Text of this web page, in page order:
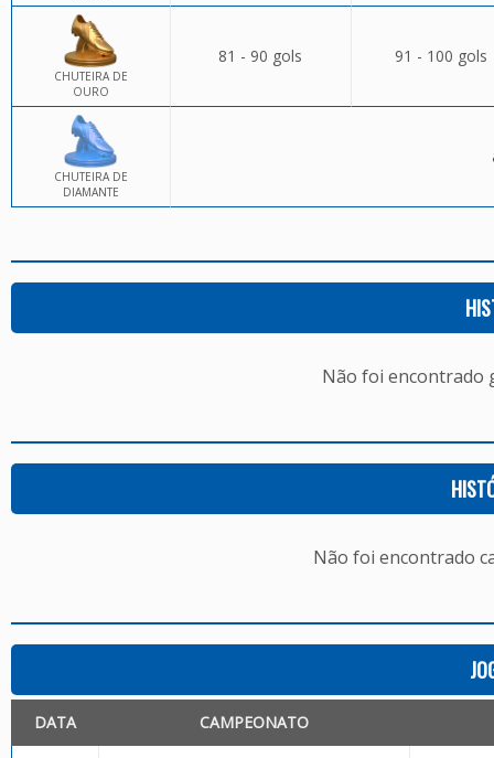
CHUTEIRA DE
OURO
81 - 90 gols 91 - 100 gols
CHUTEIRA DE
DIAMANTE
Não foi encontrado
Não foi encontrado
DATA CAMPEONATO